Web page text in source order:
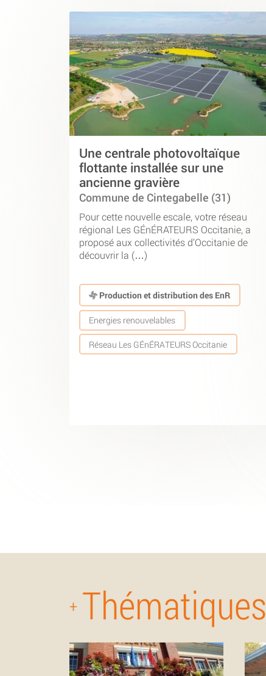
Une centrale photovoltaïque
flottante installée sur une
ancienne gravière
Commune de Cintegabelle (31)
Pour cette nouvelle escale, votre réseau
régional Les GÉnÉRATEURS Occitanie, a
proposé aux collectivités d’Occitanie de
découvrir la (…)
Production et distribution des EnR
Energies renouvelables
Réseau Les GÉnÉRATEURS Occitanie
+ Thématiques